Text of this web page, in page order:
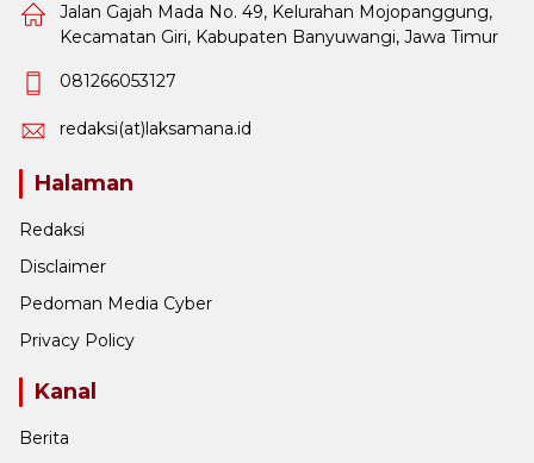
Jalan Gajah Mada No. 49, Kelurahan Mojopanggung,
Kecamatan Giri, Kabupaten Banyuwangi, Jawa Timur
081266053127
redaksi(at)laksamana.id
Halaman
Redaksi
Disclaimer
Pedoman Media Cyber
Privacy Policy
Kanal
Berita